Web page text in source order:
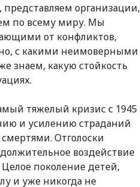
организации,
по всему миру. Мы
от конфликтов,
с какими неимоверными
знаем, какую стойкость
тяжелый кризис с 1945
и усилению страданий
Отголоски
воздействие
поколение детей,
и уже никогда не